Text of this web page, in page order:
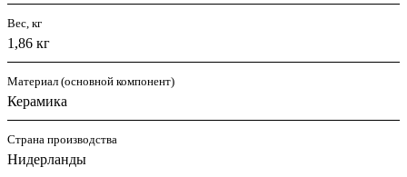
Вес, кг
1,86 кг
Материал (основной компонент)
Керамика
Страна производства
Нидерланды